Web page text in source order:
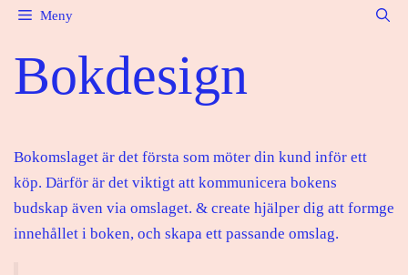
Hoppa
innehåll
Meny
Bokdesign
Bokomslaget är det första som möter din kund inför ett
köp. Därför är det viktigt att kommunicera bokens
budskap även via omslaget. & create hjälper dig att formge
innehållet i boken, och skapa ett passande omslag.